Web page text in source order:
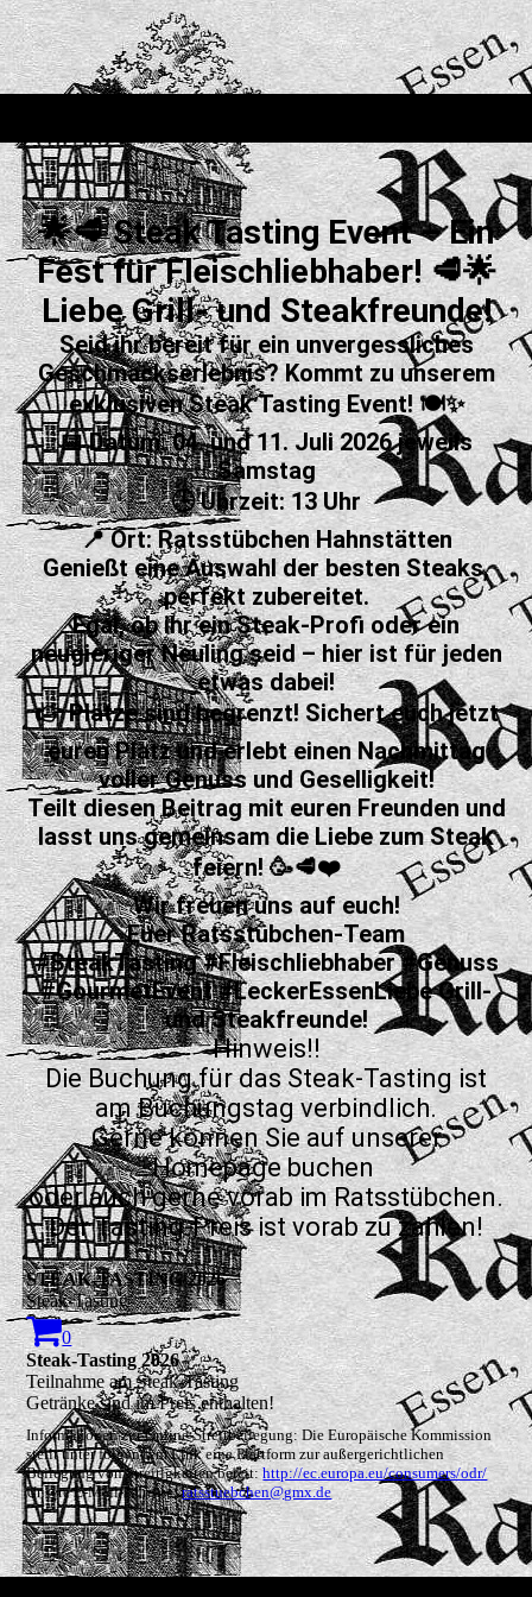
🌟🥩 Steak Tasting Event – Ein
Fest für Fleischliebhaber! 🥩🌟
Liebe Grill- und Steakfreunde!
Seid ihr bereit für ein unvergessliches
Geschmackserlebnis? Kommt zu unserem
exklusiven Steak Tasting Event! 🍽️✨
📅 Datum: 04. und 11. Juli 2026 jeweils
Samstag
🕒 Uhrzeit: 13 Uhr
📍 Ort: Ratsstübchen Hahnstätten
Genießt eine Auswahl der besten Steaks,
perfekt zubereitet.
Egal, ob ihr ein Steak-Profi oder ein
neugieriger Neuling seid – hier ist für jeden
etwas dabei!
👉 Plätze sind begrenzt! Sichert euch jetzt
euren Platz und erlebt einen Nachmittag
voller Genuss und Geselligkeit!
Teilt diesen Beitrag mit euren Freunden und
lasst uns gemeinsam die Liebe zum Steak
feiern! 🥳🥩❤️
Wir freuen uns auf euch!
Euer Ratsstübchen-Team
#SteakTasting #Fleischliebhaber #Genuss
#GourmetEvent #LeckerEssenLiebe Grill-
und Steakfreunde!
Hinweis!!
Die Buchung für das Steak-Tasting ist
am Buchungstag verbindlich.
Gerne können Sie auf unserer
Homepage buchen
oder auch gerne vorab im Ratsstübchen.
Der Tasting-Preis ist vorab zu zahlen!
STEAK-TASTING 2026
Steak-Tasting
0
Steak-Tasting 2026
Teilnahme am Steak-Tasting
Getränke sind im Preis enthalten!
Informationen zur Online-Streitbeilegung: Die Europäische Kommission
stellt unter folgendem Link eine Plattform zur außergerichtlichen
Beilegung von Streitigkeiten bereit:http://ec.europa.eu/consumers/odr/
Unsere E-Mail-Adresse:ratsstuebchen@gmx.de